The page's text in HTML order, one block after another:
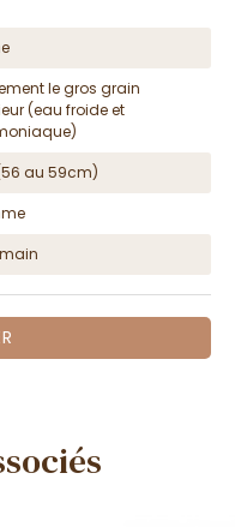
le gros grain
(eau froide et
au 59cm)